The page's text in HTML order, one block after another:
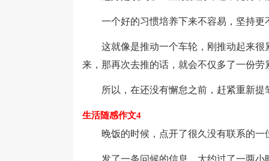
一个好的习惯培养下来不容易，坚持更
这就像是推动一个车轮，刚推动起来很
来，那再次去推的话，就会不仅多了一份
所以，在还没有懈怠之前，赶紧重新提
生活随感作文4
晚饭的时候，点开了很久没有联系的一
发了一条问候的信息。大约过了一两小